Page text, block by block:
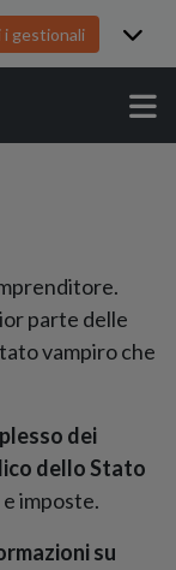
i gestionali
parte delle
vampiro che
dei
dello Stato
imposte.
su